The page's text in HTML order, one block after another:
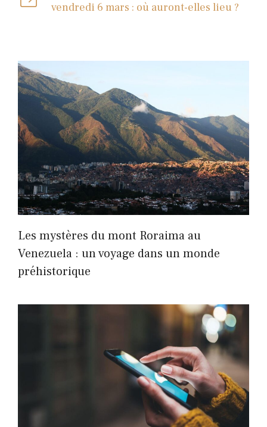
vendredi 6 mars : où auront-elles lieu ?
Les mystères du mont Roraima au
Venezuela : un voyage dans un monde
préhistorique